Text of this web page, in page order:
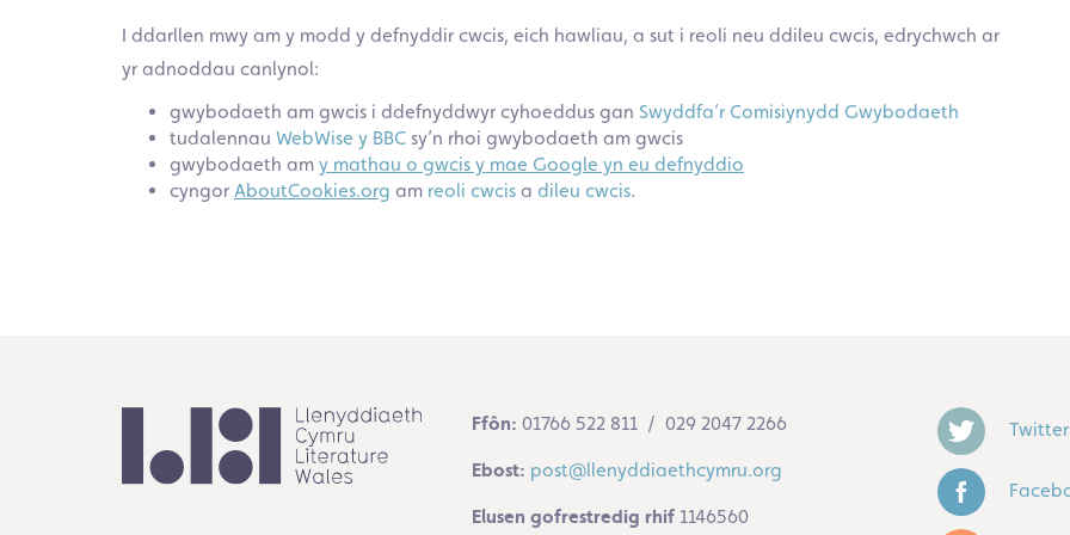
I ddarllen mwy am y modd y defnyddir cwcis, eich hawliau, a sut i reoli neu ddileu cwcis, edrychwch ar
yr adnoddau canlynol:
gwybodaeth am gwcis i ddefnyddwyr cyhoeddus gan Swyddfa’r Comisiynydd Gwybodaeth
tudalennau WebWise y BBC sy’n rhoi gwybodaeth am gwcis
gwybodaeth am y mathau o gwcis y mae Google yn eu defnyddio
cyngor AboutCookies.org am reoli cwcis a dileu cwcis.
Ffôn: 01766 522 811 / 029 2047 2266
Ebost: post@llenyddiaethcymru.org
Elusen gofrestredig rhif 1146560
Twitter